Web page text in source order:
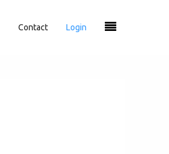
Contact Login